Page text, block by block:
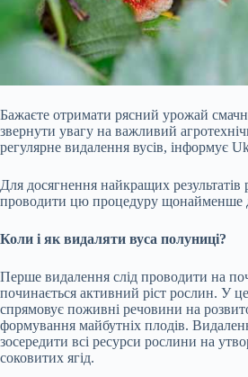
Бажаєте отримати рясний урожай
звернути увагу на важливий
регулярне видалення вусів, інформує
Для досягнення найкращих результатів
проводити цю процедуру щонайменше
Коли і як видаляти вуса полуниці?
Перше видалення слід проводити на
починається активний ріст рослин. У
спрямовує поживні речовини на
формування майбутніх плодів.
зосередити всі ресурси рослини на
соковитих ягід.